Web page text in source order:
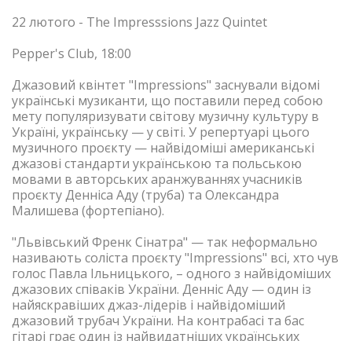
22 лютого - The Impresssions Jazz Quintet
Pepper's Club, 18:00
Джазовий квінтет "Impressions" заснували відомі
українські музиканти, що поставили перед собою
мету популяризувати світову музичну культуру в
Україні, українську — у світі. У репертуарі цього
музичного проєкту — найвідоміші американські
джазові стандарти українською та польською
мовами в авторських аранжуваннях учасників
проєкту Денніса Аду (труба) та Олександра
Малишева (фортепіано).
"Львівський Френк Сінатра" — так неформально
називають соліста проєкту "Impressions" всі, хто чув
голос Павла Ільницького, – одного з найвідоміших
джазових співаків України. Денніс Аду — один із
найяскравіших джаз-лідерів і найвідоміший
джазовий трубач України. На контрабасі та бас
гітарі грає один із найвидатніших українських